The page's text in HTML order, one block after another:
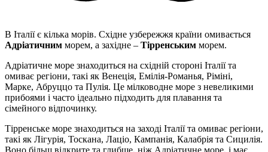
В Італії є кілька морів. Східне узбережжя країни омивається
Адріатичним морем, а західне – Тірренським морем.
Адріатичне море знаходиться на східній стороні Італії та
омиває регіони, такі як Венеція, Емілія-Романья, Ріміні,
Марке, Абруццо та Пулія. Це мілководне море з невеликими
прибоями і часто ідеально підходить для плавання та
сімейного відпочинку.
Тірренське море знаходиться на заході Італії та омиває регіони,
такі як Лігурія, Тоскана, Лаціо, Кампанія, Калабрія та Сицилія.